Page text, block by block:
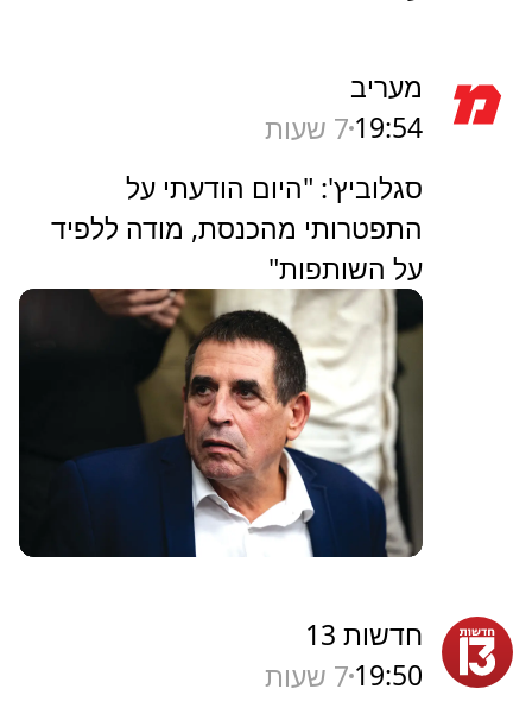
מעריב
19:54 7 שעות
סגלוביץ': "היום הודעתי על
התפטרותי מהכנסת, מודה ללפיד
על השותפות"
חדשות 13
19:50 7 שעות